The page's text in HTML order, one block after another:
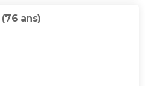
(76 ans)